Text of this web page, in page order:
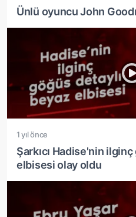
Ünlü oyuncu John
1 yıl önce
Şarkıcı Hadise'nin
elbisesi olay oldu